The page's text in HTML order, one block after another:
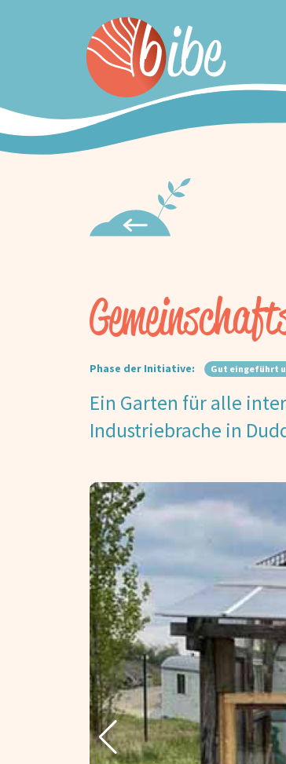
Phase der Initiative: Gut eingeführt
Ein Garten für alle
Industriebrache in